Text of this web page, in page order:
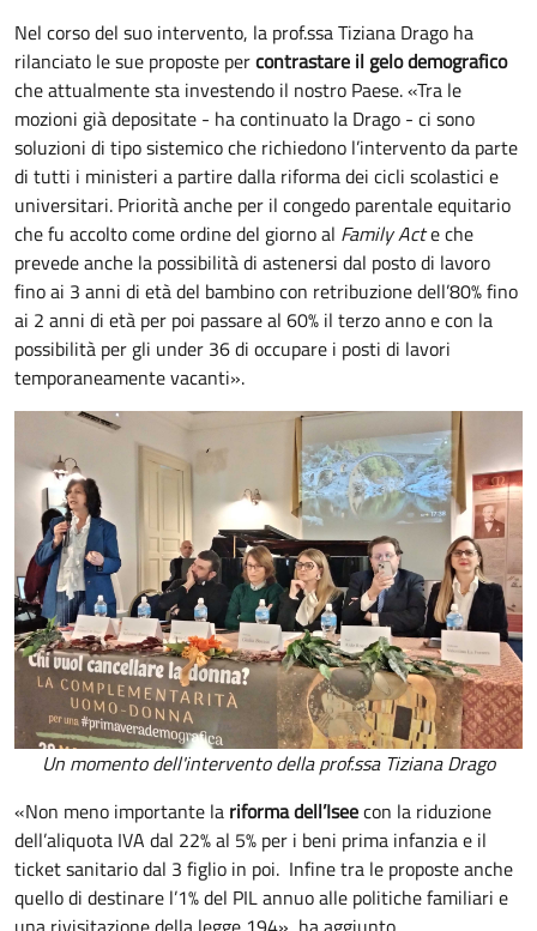
Nel corso del suo intervento, la prof.ssa Tiziana Drago ha
rilanciato le sue proposte percontrastare il gelo demografico
che attualmente sta investendo il nostro Paese. «Tra le
mozioni già depositate - ha continuato la Drago - ci sono
soluzioni di tipo sistemico che richiedono l’intervento da parte
di tutti i ministeri a partire dalla riforma dei cicli scolastici e
universitari. Priorità anche per il congedo parentale equitario
che fu accolto come ordine del giorno al Family Acte che
prevede anche la possibilità di astenersi dal posto di lavoro
fino ai 3 anni di età del bambino con retribuzione dell’80% fino
ai 2 anni di età per poi passare al 60% il terzo anno e con la
possibilità per gli under 36 di occupare i posti di lavori
temporaneamente vacanti».
Un momento dell'intervento della prof.ssa Tiziana Drago
«Non meno importante la riforma dell’Iseecon la riduzione
dell’aliquota IVA dal 22% al 5% per i beni prima infanzia e il
ticket sanitario dal 3 figlio in poi. Infine tra le proposte anche
quello di destinare l’1% del PIL annuo alle politiche familiari e